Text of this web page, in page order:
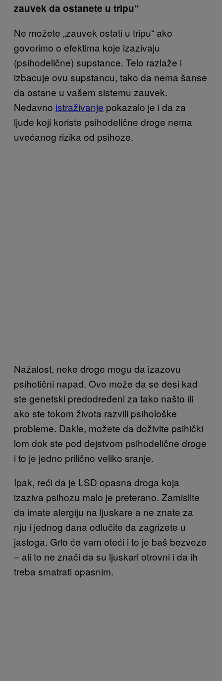
zauvek da ostanete u tripu“
Ne možete „zauvek ostati u tripu“ ako
govorimo o efektima koje izazivaju
(psihodelične) supstance. Telo razlaže i
izbacuje ovu supstancu, tako da nema šanse
da ostane u vašem sistemu zauvek.
Nedavno istraživanje pokazalo je i da za
ljude koji koriste psihodelične droge nema
uvećanog rizika od psihoze.
Nažalost, neke droge mogu da izazovu
psihotični napad. Ovo može da se desi kad
ste genetski predodređeni za tako našto ili
ako ste tokom života razvili psihološke
probleme. Dakle, možete da doživite psihički
lom dok ste pod dejstvom psihodelične droge
i to je jedno prilično veliko sranje.
Ipak, reći da je LSD opasna droga koja
izaziva psihozu malo je preterano. Zamislite
da imate alergiju na ljuskare a ne znate za
nju i jednog dana odlučite da zagrizete u
jastoga. Grlo će vam oteći i to je baš bezveze
– ali to ne znači da su ljuskari otrovni i da ih
treba smatrati opasnim.